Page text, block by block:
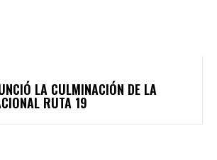
LA CULMINACIÓN DE LA
RUTA 19